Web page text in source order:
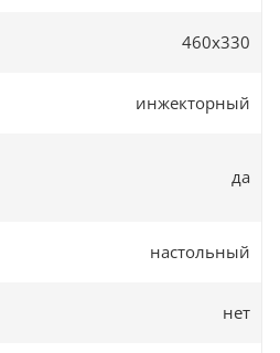
460х330
инжекторный
да
настольный
нет